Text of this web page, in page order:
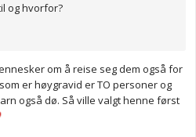
og hvorfor?
om å reise seg dem også for
er høygravid er TO personer og
også dø. Så ville valgt henne først